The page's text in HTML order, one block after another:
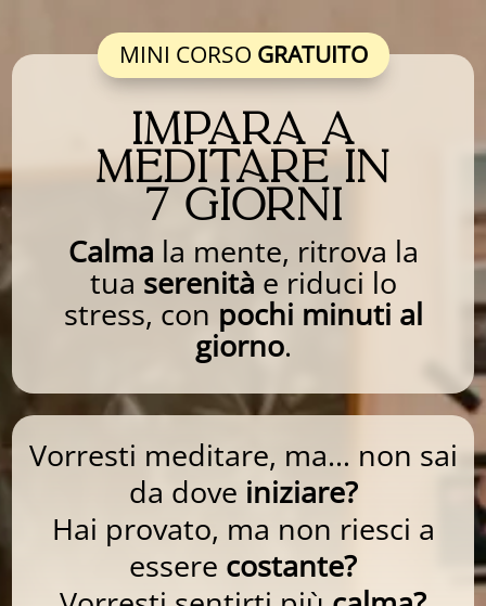
MINI CORSO GRATUITO
IMPARA A
MEDITARE IN
7 GIORNI
Calma la mente, ritrova la
tua serenità e riduci lo
stress, con pochi minuti al
giorno.
Vorresti meditare, ma… non sai
da dove iniziare?
Hai provato, ma non riesci a
essere costante?